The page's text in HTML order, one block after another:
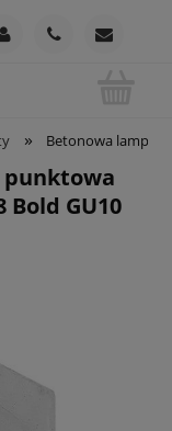
» Betonowa lampa
Bold GU10